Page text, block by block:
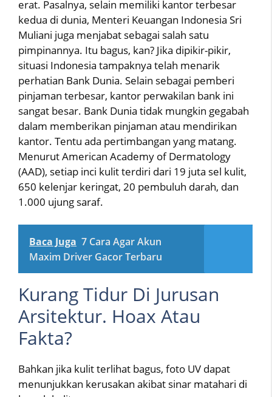
erat. Pasalnya, selain memiliki kantor terbesar
kedua di dunia, Menteri Keuangan Indonesia Sri
Muliani juga menjabat sebagai salah satu
pimpinannya. Itu bagus, kan? Jika dipikir-pikir,
situasi Indonesia tampaknya telah menarik
perhatian Bank Dunia. Selain sebagai pemberi
pinjaman terbesar, kantor perwakilan bank ini
sangat besar. Bank Dunia tidak mungkin gegabah
dalam memberikan pinjaman atau mendirikan
kantor. Tentu ada pertimbangan yang matang.
Menurut American Academy of Dermatology
(AAD), setiap inci kulit terdiri dari 19 juta sel kulit,
650 kelenjar keringat, 20 pembuluh darah, dan
1.000 ujung saraf.
Baca Juga 7 Cara Agar Akun
Maxim Driver Gacor Terbaru
Kurang Tidur Di Jurusan
Arsitektur. Hoax Atau
Fakta?
Bahkan jika kulit terlihat bagus, foto UV dapat
menunjukkan kerusakan akibat sinar matahari di